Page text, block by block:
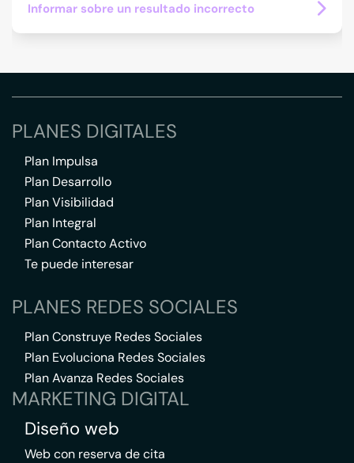
Informar sobre un resultado incorrecto
PLANES DIGITALES
Plan Impulsa
Plan Desarrollo
Plan Visibilidad
Plan Integral
Plan Contacto Activo
Te puede interesar
PLANES REDES SOCIALES
Plan Construye Redes Sociales
Plan Evoluciona Redes Sociales
Plan Avanza Redes Sociales
MARKETING DIGITAL
Diseño web
Web con reserva de cita